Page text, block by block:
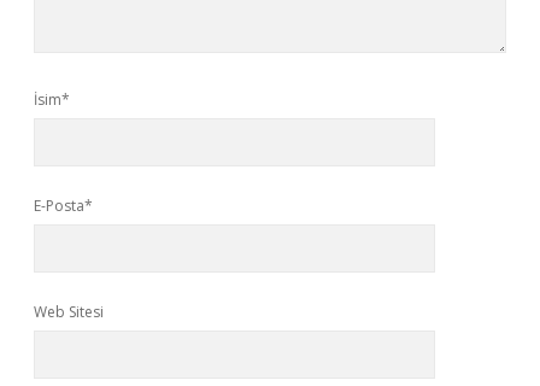
İsim*
E-Posta*
Web Sitesi